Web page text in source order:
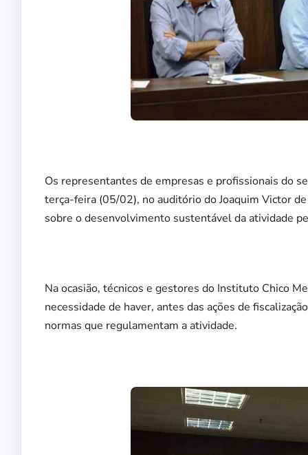
Os representantes de empresas e profissionais do
terça-feira (05/02), no auditório do Joaquim Victor
sobre o desenvolvimento sustentável da atividade
Na ocasião, técnicos e gestores do Instituto Chico
necessidade de haver, antes das ações de
normas que regulamentam a atividade.